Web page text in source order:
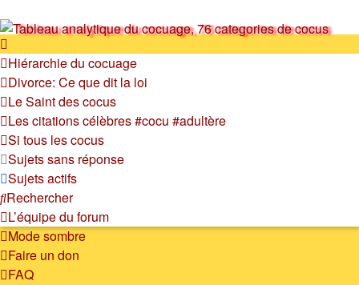
SOS cocu
SOS cocu est une association loi 1901 dont l'objet est le
soutien aux victimes d'adultère. Pouvoir parler, se confier,
recevoir un soutien moral pour traverser une situation
personnelle douloureuse
Hiérarchie du cocuage
Divorce: Ce que dit la loi
Le Saint des cocus
Les citations célèbres #cocu #adultère
Si tous les cocus
Sujets sans réponse
Sujets actifs
Rechercher
L’équipe du forum
Mode sombre
Faire un don
FAQ